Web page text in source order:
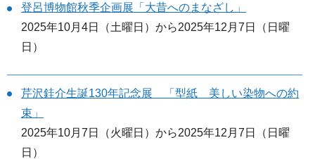
登呂博物館秋季企画展「大昔へのまなざし」
2025年10月4日（土曜日）から2025年12月7日（日曜
日）
芹沢銈介生誕130年記念展 「型紙 美しい染物への約
束」
2025年10月7日（火曜日）から2025年12月7日（日曜
日）